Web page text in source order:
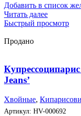
Добавить в список
Читать далее
Быстрый просмотр
Продано
Jeans’
Хвойные,
Артикул: HV-000692